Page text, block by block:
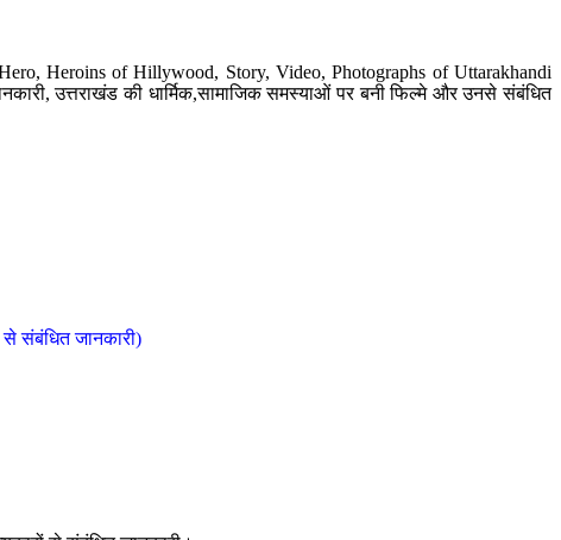
Heroins of Hillywood, Story, Video, Photographs of Uttarakhandi
उत्तराखंड की धार्मिक,सामाजिक समस्याओं पर बनी फिल्मे और उनसे संबंधित
संबंधित जानकारी)